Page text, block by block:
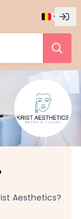
Aesthetics?